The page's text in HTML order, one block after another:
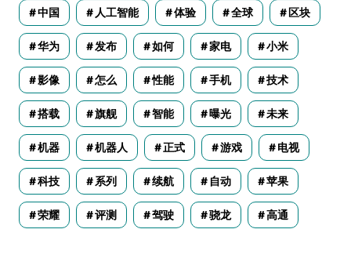
中国 人工智能 体验 全球 区块
华为 发布 如何 家电 小米
影像 怎么 性能 手机 技术
搭载 旗舰 智能 曝光 未来
机器 机器人 正式 游戏 电视
科技 系列 续航 自动 苹果
荣耀 评测 驾驶 骁龙 高通